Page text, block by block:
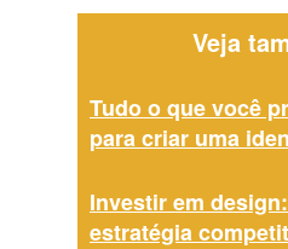
Veja
Tudo o que você
para criar uma
Investir em
estratégia